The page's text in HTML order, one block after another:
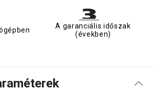
A garanciális időszak
(években)